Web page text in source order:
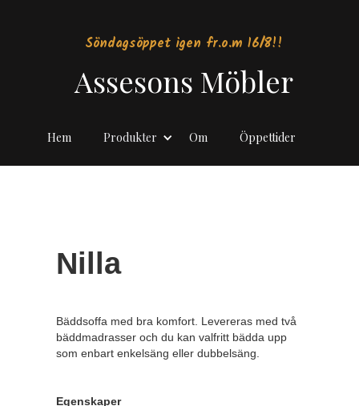
Söndagsöppet igen fr.o.m 16/8!!
Assesons Möbler
Hem Produkter Om Öppettider
Nilla
Bäddsoffa med bra komfort. Levereras med två
bäddmadrasser och du kan valfritt bädda upp
som enbart enkelsäng eller dubbelsäng.
Egenskaper